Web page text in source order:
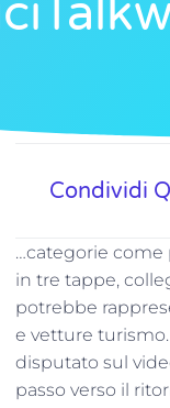
Condividi
…categorie come
in tre tappe,
potrebbe
e vetture
disputato sul
passo verso il